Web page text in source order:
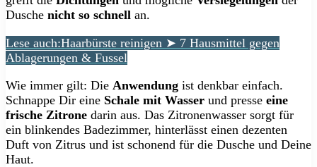
Dusche nicht so schnell an.
Lese auch:Haarbürste reinigen ➤ 7 Hausmittel gegen
Ablagerungen & Fussel
Wie immer gilt: Die Anwendung ist denkbar einfach.
Schnappe Dir eine Schale mit Wasser und presse eine
frische Zitrone darin aus. Das Zitronenwasser sorgt für
ein blinkendes Badezimmer, hinterlässt einen dezenten
Duft von Zitrus und ist schonend für die Dusche und Deine
Haut.